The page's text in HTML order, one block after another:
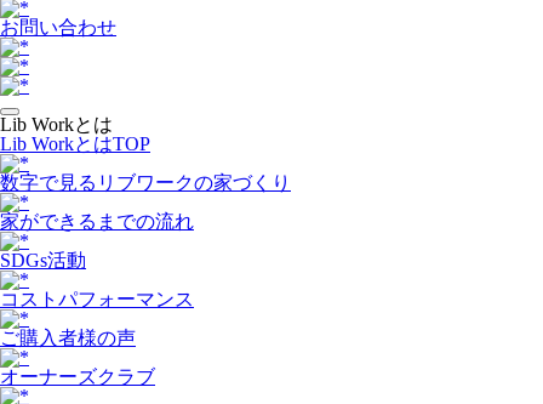
お問い合わせ
Lib Workとは
Lib WorkとはTOP
数字で⾒るリブワークの家づくり
家ができるまでの流れ
SDGs活動
コストパフォーマンス
ご購入者様の声
オーナーズクラブ